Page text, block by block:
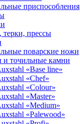
приспособления
терки, прессы
поварские ножи
и точильные камни
«Base line»
«Chef»
«Colour»
«Master»
«Medium»
«Palewood»